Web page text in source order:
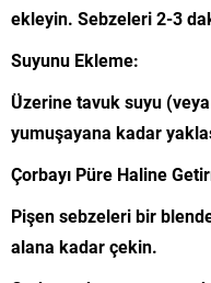
ekleyin. Sebzeleri 2-3
Suyunu Ekleme:
Üzerine tavuk suyu
yumuşayana kadar
Çorbayı Püre Haline
Pişen sebzeleri bir
alana kadar çekin.